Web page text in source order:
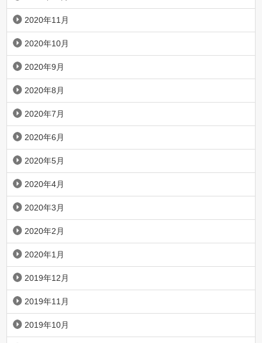
2020年11月
2020年10月
2020年9月
2020年8月
2020年7月
2020年6月
2020年5月
2020年4月
2020年3月
2020年2月
2020年1月
2019年12月
2019年11月
2019年10月